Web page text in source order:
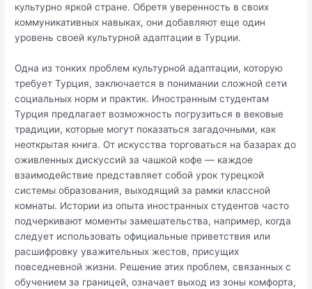
культурно яркой стране. Обретя уверенность в своих
коммуникативных навыках, они добавляют еще один
уровень своей культурной адаптации в Турции.
Одна из тонких проблем культурной адаптации, которую
требует Турция, заключается в понимании сложной сети
социальных норм и практик. Иностранным студентам
Турция предлагает возможность погрузиться в вековые
традиции, которые могут показаться загадочными, как
неоткрытая книга. От искусства торговаться на базарах до
оживленных дискуссий за чашкой кофе — каждое
взаимодействие представляет собой урок турецкой
системы образования, выходящий за рамки классной
комнаты. Истории из опыта иностранных студентов часто
подчеркивают моменты замешательства, например, когда
следует использовать официальные приветствия или
расшифровку уважительных жестов, присущих
повседневной жизни. Решение этих проблем, связанных с
обучением за границей, означает выход из зоны комфорта,